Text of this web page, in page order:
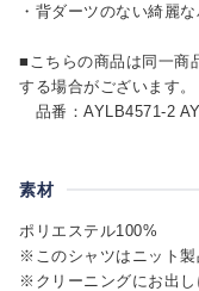
・背ダーツのない綺麗
■こちらの商品は同一商
する場合がございます。
品番：AYLB4571-2
素材
ポリエステル100%
※このシャツはニット製
※クリーニングにお出し